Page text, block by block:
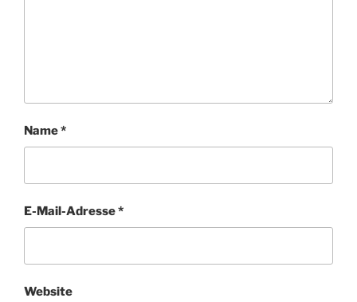
Name*
E-Mail-Adresse*
Website